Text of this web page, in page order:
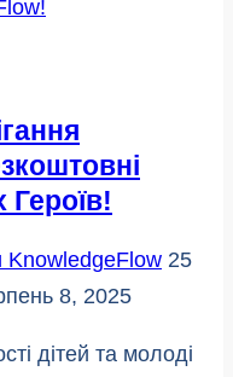
KnowledgeFlow 25
8, 2025
дітей та молоді